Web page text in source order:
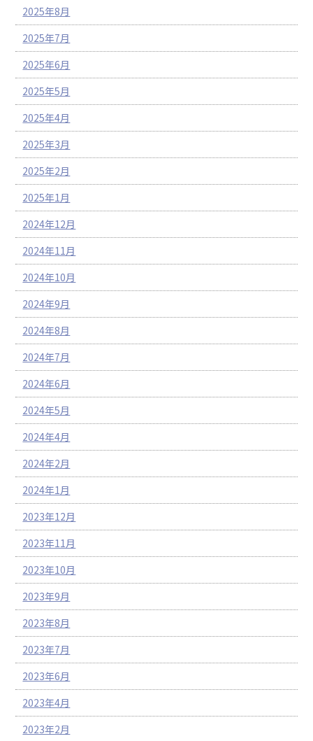
2025年8月
2025年7月
2025年6月
2025年5月
2025年4月
2025年3月
2025年2月
2025年1月
2024年12月
2024年11月
2024年10月
2024年9月
2024年8月
2024年7月
2024年6月
2024年5月
2024年4月
2024年2月
2024年1月
2023年12月
2023年11月
2023年10月
2023年9月
2023年8月
2023年7月
2023年6月
2023年4月
2023年2月